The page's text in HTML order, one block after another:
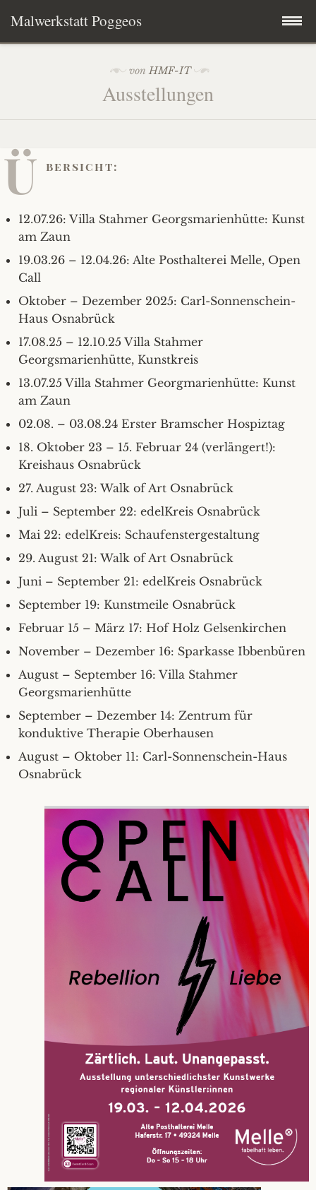
Malwerkstatt Poggeos
Abstraktes
Engel
Garten
Landschaften
Portraits
Religiöses – Gefühle
Tiere
Serie: Inklusion
Bilder und Skulpturen in Privatbesitz
Skulpturen
Über mich
Kontakt
Ausstellungen
vonHMF-IT
Ausstellungen
Ü bersicht:
12.07.26: Villa Stahmer Georgsmarienhütte: Kunst
am Zaun
19.03.26 – 12.04.26: Alte Posthalterei Melle, Open
Call
Oktober – Dezember 2025: Carl-Sonnenschein-
Haus Osnabrück
17.08.25 – 12.10.25 Villa Stahmer
Georgsmarienhütte, Kunstkreis
13.07.25 Villa Stahmer Georgmarienhütte: Kunst
am Zaun
02.08. – 03.08.24 Erster Bramscher Hospiztag
18. Oktober 23 – 15. Februar 24 (verlängert!):
Kreishaus Osnabrück
27. August 23: Walk of Art Osnabrück
Juli – September 22: edelKreis Osnabrück
Mai 22: edelKreis: Schaufenstergestaltung
29. August 21: Walk of Art Osnabrück
Juni – September 21: edelKreis Osnabrück
September 19: Kunstmeile Osnabrück
Februar 15 – März 17: Hof Holz Gelsenkirchen
November – Dezember 16: Sparkasse Ibbenbüren
August – September 16: Villa Stahmer
Georgsmarienhütte
September – Dezember 14: Zentrum für
konduktive Therapie Oberhausen
August – Oktober 11: Carl-Sonnenschein-Haus
Osnabrück